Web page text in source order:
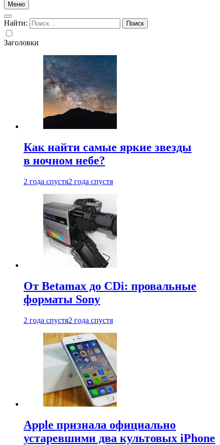
Меню
Найти:
Заголовки
Как найти самые яркие звезды
в ночном небе?
2 года спустя2 года спустя
От Betamax до CDi: провальные
форматы Sony
2 года спустя2 года спустя
Apple признала официально
устаревшими два культовых iPhone